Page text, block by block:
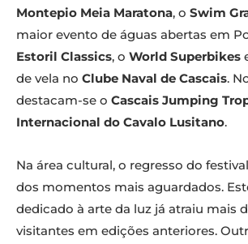
Montepio Meia Maratona, o Swim
maior evento de águas abertas em
Estoril Classics, o World Superbikes
de vela no Clube Naval de Cascais.
destacam-se o Cascais Jumping
Internacional do Cavalo Lusitano.
Na área cultural, o regresso do festival
dos momentos mais aguardados.
dedicado à arte da luz já atraiu mais
visitantes em edições anteriores.